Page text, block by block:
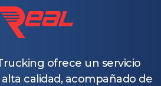
ofrece un servicio
calidad, acompañado de